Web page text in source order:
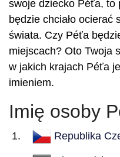
swoje dziecko Péťa, to
będzie chciało ocierać
świata. Czy Péťa
miejscach? Oto Twoja
w jakich krajach Péťa
imieniem.
Imię osoby
Republika